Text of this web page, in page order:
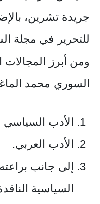
جريدة تشرين،
للتحرير في مجلة
ومن أبرز المجالات
السوري محمد
الأدب السياسي
الأدب العربي.
إلى جانب
السياسية